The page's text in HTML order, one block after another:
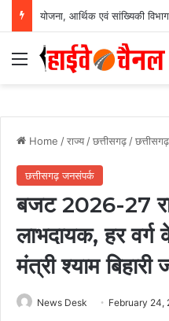
Menu
Home /राज्य /छत्तीसगढ़ /
छत्तीसगढ़ जनसंपर्क
बजट 2026-27
लाभदायक, हर वर्ग
मंत्री श्याम
News Desk February 24,